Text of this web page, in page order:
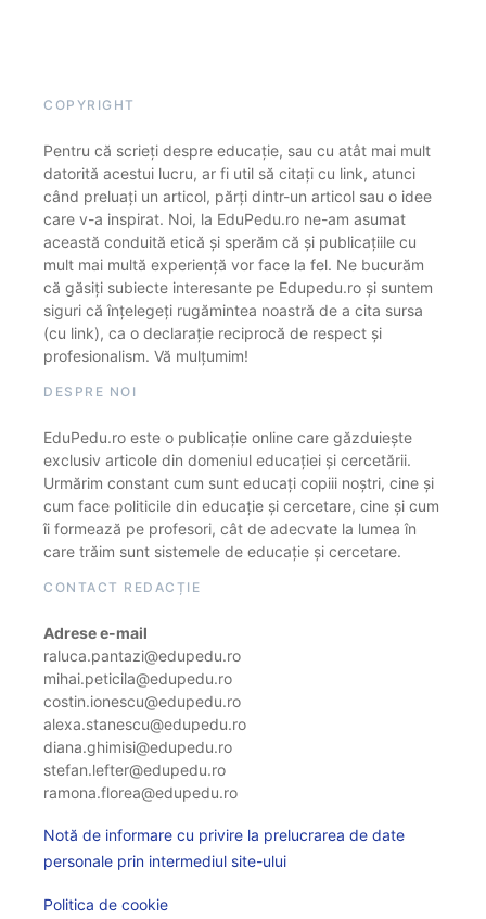
COPYRIGHT
Pentru că scrieți despre educație, sau cu atât mai mult
datorită acestui lucru, ar fi util să citați cu link, atunci
când preluați un articol, părți dintr-un articol sau o idee
care v-a inspirat. Noi, la EduPedu.ro ne-am asumat
această conduită etică și sperăm că și publicațiile cu
mult mai multă experiență vor face la fel. Ne bucurăm
că găsiți subiecte interesante pe Edupedu.ro și suntem
siguri că înțelegeți rugămintea noastră de a cita sursa
(cu link), ca o declarație reciprocă de respect și
profesionalism. Vă mulțumim!
DESPRE NOI
EduPedu.ro este o publicație online care găzduiește
exclusiv articole din domeniul educației și cercetării.
Urmărim constant cum sunt educați copiii noștri, cine și
cum face politicile din educație și cercetare, cine și cum
îi formează pe profesori, cât de adecvate la lumea în
care trăim sunt sistemele de educație și cercetare.
CONTACT REDACȚIE
Adrese e-mail
raluca.pantazi@edupedu.ro
mihai.peticila@edupedu.ro
costin.ionescu@edupedu.ro
alexa.stanescu@edupedu.ro
diana.ghimisi@edupedu.ro
stefan.lefter@edupedu.ro
ramona.florea@edupedu.ro
Notă de informare cu privire la prelucrarea de date
personale prin intermediul site-ului
Politica de cookie